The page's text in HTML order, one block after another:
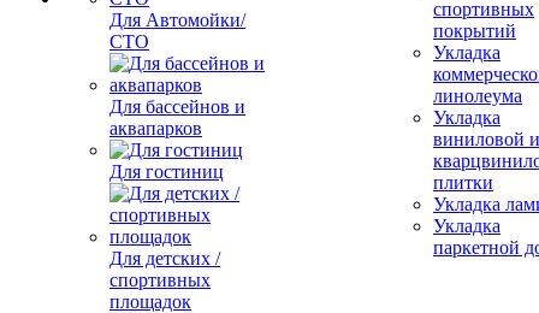
Для Автомойки/
СТО
Для бассейнов и
аквапарков
Для гостиниц
Для детских /
спортивных
площадок
спортивных
покрытий
Укладка
линолеума
Укладка
виниловой и
плитки
Укладка
Укладка
паркетной